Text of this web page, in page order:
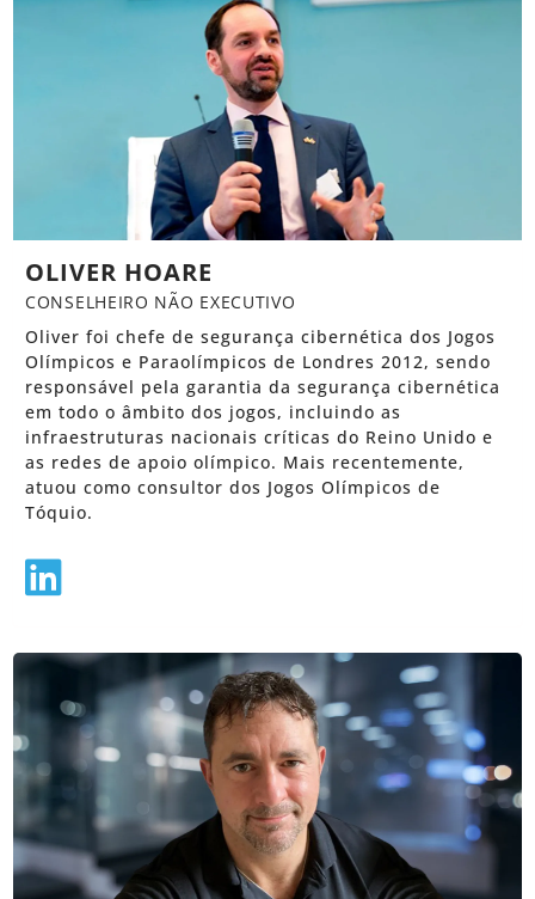
OLIVER HOARE
CONSELHEIRO NÃO EXECUTIVO
Oliver foi chefe de segurança cibernética dos Jogos
Olímpicos e Paraolímpicos de Londres 2012, sendo
responsável pela garantia da segurança cibernética
em todo o âmbito dos jogos, incluindo as
infraestruturas nacionais críticas do Reino Unido e
as redes de apoio olímpico. Mais recentemente,
atuou como consultor dos Jogos Olímpicos de
Tóquio.